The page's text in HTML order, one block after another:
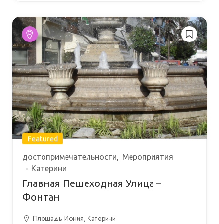
Featured
достопримечательности
Мероприятия
Катерини
Главная Пешеходная Улица –
Фонтан
Площадь Иония, Катерини